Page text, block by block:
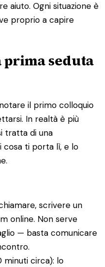
aiuto. Ogni situazione è
proprio a capire
prima seduta
il primo colloquio
In realtà è più
tratta di una
cosa ti porta lì, e lo
scrivere un
online. Non serve
— basta comunicare
minuti circa): lo